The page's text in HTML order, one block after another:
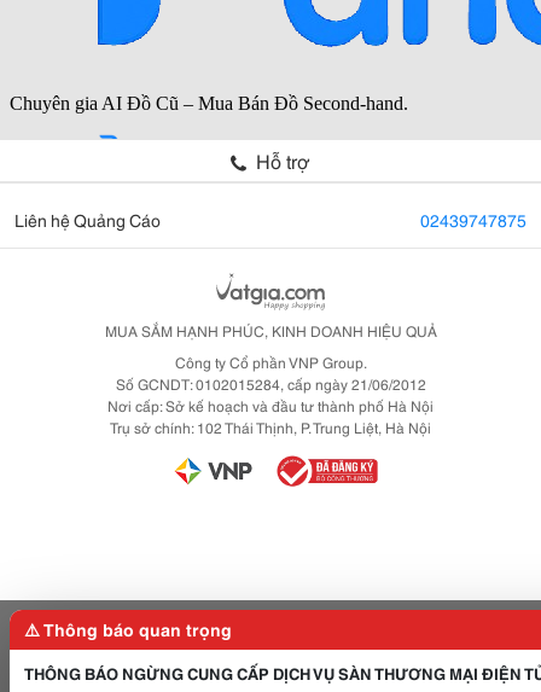
Hỗ trợ
Liên hệ Quảng Cáo 02439747875
MUA SẮM HẠNH PHÚC, KINH DOANH HIỆU QUẢ
Công ty Cổ phần VNP Group.
Số GCNDT: 0102015284, cấp ngày 21/06/2012
Nơi cấp: Sở kế hoạch và đầu tư thành phố Hà Nội
Trụ sở chính: 102 Thái Thịnh, P. Trung Liệt, Hà Nội
⚠️ Thông báo quan trọng
THÔNG BÁO NGỪNG CUNG CẤP DỊCH VỤ SÀN THƯƠNG MẠI ĐIỆN